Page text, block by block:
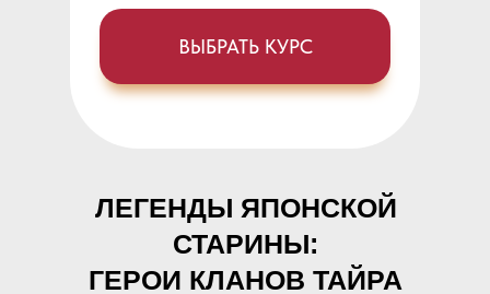
ВЫБРАТЬ КУРС
ЛЕГЕНДЫ ЯПОНСКОЙ
СТАРИНЫ:
ГЕРОИ КЛАНОВ ТАЙРА